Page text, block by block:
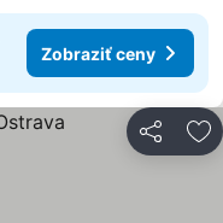
Zobraziť ceny
Zdieľať